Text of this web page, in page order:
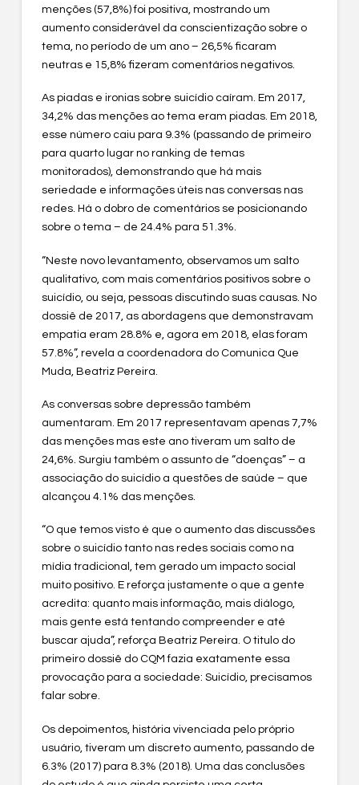
menções (57,8%) foi positiva, mostrando um
aumento considerável da conscientização sobre o
tema, no período de um ano – 26,5% ficaram
neutras e 15,8% fizeram comentários negativos.
As piadas e ironias sobre suicídio caíram. Em 2017,
34,2% das menções ao tema eram piadas. Em 2018,
esse número caiu para 9.3% (passando de primeiro
para quarto lugar no ranking de temas
monitorados), demonstrando que há mais
seriedade e informações úteis nas conversas nas
redes. Há o dobro de comentários se posicionando
sobre o tema – de 24.4% para 51.3%.
“Neste novo levantamento, observamos um salto
qualitativo, com mais comentários positivos sobre o
suicídio, ou seja, pessoas discutindo suas causas. No
dossiê de 2017, as abordagens que demonstravam
empatia eram 28.8% e, agora em 2018, elas foram
57.8%”, revela a coordenadora do Comunica Que
Muda, Beatriz Pereira.
As conversas sobre depressão também
aumentaram. Em 2017 representavam apenas 7,7%
das menções mas este ano tiveram um salto de
24,6%. Surgiu também o assunto de “doenças” – a
associação do suicídio a questões de saúde – que
alcançou 4.1% das menções.
“O que temos visto é que o aumento das discussões
sobre o suicídio tanto nas redes sociais como na
mídia tradicional, tem gerado um impacto social
muito positivo. E reforça justamente o que a gente
acredita: quanto mais informação, mais diálogo,
mais gente está tentando compreender e até
buscar ajuda”, reforça Beatriz Pereira. O titulo do
primeiro dossiê do CQM fazia exatamente essa
provocação para a sociedade: Suicídio, precisamos
falar sobre.
Os depoimentos, história vivenciada pelo próprio
usuário, tiveram um discreto aumento, passando de
6.3% (2017) para 8.3% (2018). Uma das conclusões